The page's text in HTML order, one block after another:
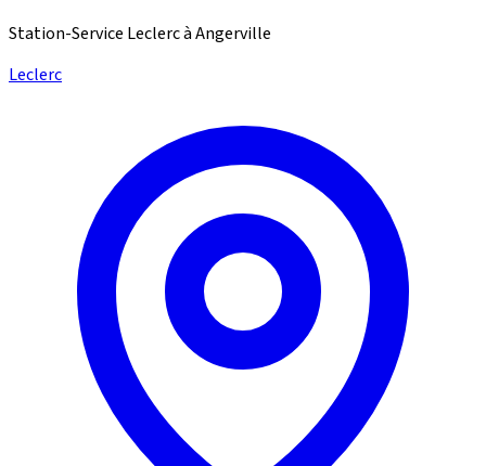
Station-Service Leclerc à Angerville
Leclerc